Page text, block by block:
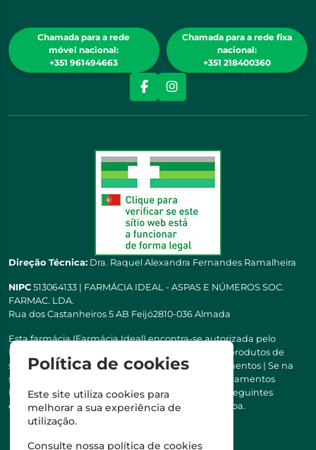
Chamada para a rede
móvel nacional:
+351 961494663
Chamada para a rede fixa
nacional:
+351 218400360
Direção Técnica: Dra. Raquel Alexandra Fernandes Ramalheira
NIPC 513064133 | FARMÁCIA IDEAL - ASPAS E NÚMEROS SOC.
FARMAC. LDA.
Rua dos Castanheiros 5 AB Feijó2810-036 Almada
Esta farmácia (Farmácia Ideal) encontra-se autorizada pelo
INFARMED para a dispensa de medicamentos e produtos de
saúde ao domicílio e através da internet. Medicamentos | Se na
sua receita tiver MSRM, MNSRM, MSRMV ou Medicamentos
Manipulados, estes só podem ser entregues nos seguintes
concelhos: Almada, Seixal, Sesimbra, Oeiras e Lisboa.
Política de cookies
Este site utiliza cookies para
melhorar a sua experiência de
utilização.
Consulte nossa política de cookies